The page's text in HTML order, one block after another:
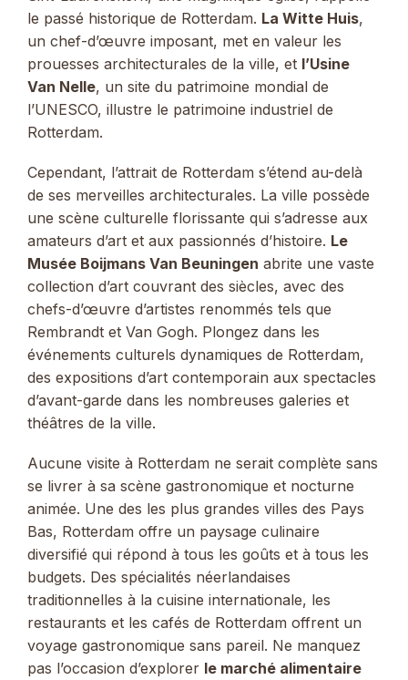
le passé historique de Rotterdam. La Witte Huis,
un chef-d’œuvre imposant, met en valeur les
prouesses architecturales de la ville, et l’Usine
Van Nelle, un site du patrimoine mondial de
l’UNESCO, illustre le patrimoine industriel de
Rotterdam.
Cependant, l’attrait de Rotterdam s’étend au-delà
de ses merveilles architecturales. La ville possède
une scène culturelle florissante qui s’adresse aux
amateurs d’art et aux passionnés d’histoire. Le
Musée Boijmans Van Beuningen abrite une vaste
collection d’art couvrant des siècles, avec des
chefs-d’œuvre d’artistes renommés tels que
Rembrandt et Van Gogh. Plongez dans les
événements culturels dynamiques de Rotterdam,
des expositions d’art contemporain aux spectacles
d’avant-garde dans les nombreuses galeries et
théâtres de la ville.
Aucune visite à Rotterdam ne serait complète sans
se livrer à sa scène gastronomique et nocturne
animée. Une des les plus grandes villes des Pays
Bas, Rotterdam offre un paysage culinaire
diversifié qui répond à tous les goûts et à tous les
budgets. Des spécialités néerlandaises
traditionnelles à la cuisine internationale, les
restaurants et les cafés de Rotterdam offrent un
voyage gastronomique sans pareil. Ne manquez
pas l’occasion d’explorer le marché alimentaire